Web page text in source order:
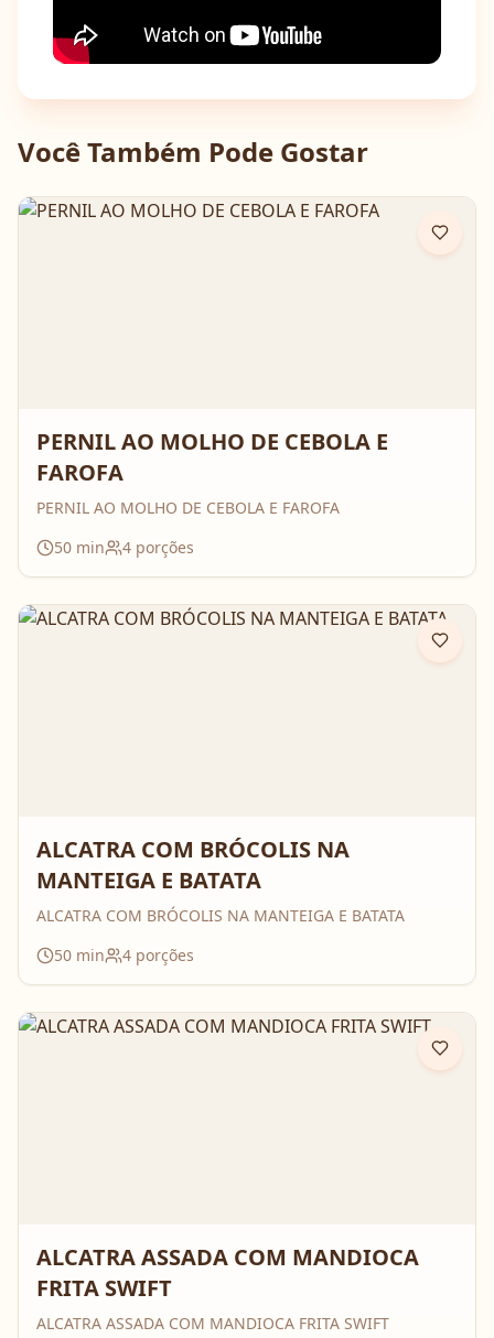
Você Também Pode Gostar
PERNIL AO MOLHO DE CEBOLA E
FAROFA
PERNIL AO MOLHO DE CEBOLA E FAROFA
50 min 4 porções
ALCATRA COM BRÓCOLIS NA
MANTEIGA E BATATA
ALCATRA COM BRÓCOLIS NA MANTEIGA E BATATA
50 min 4 porções
ALCATRA ASSADA COM MANDIOCA
FRITA SWIFT
ALCATRA ASSADA COM MANDIOCA FRITA SWIFT